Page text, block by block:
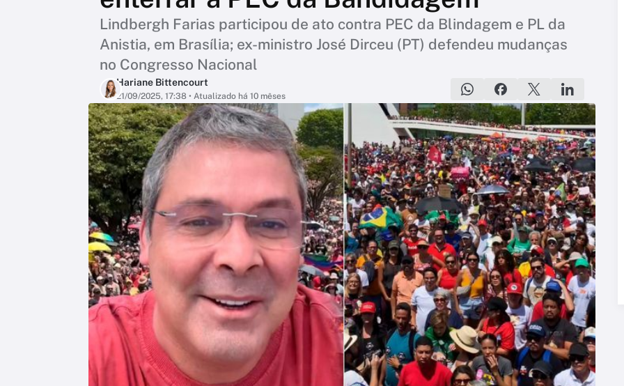
Lindbergh Farias participou de ato contra PEC da Blindagem e PL da
Anistia, em Brasília; ex-ministro José Dirceu (PT) defendeu mudanças
no Congresso Nacional
Hariane Bittencourt
21/09/2025, 17:38 • Atualizado há 10 mêses